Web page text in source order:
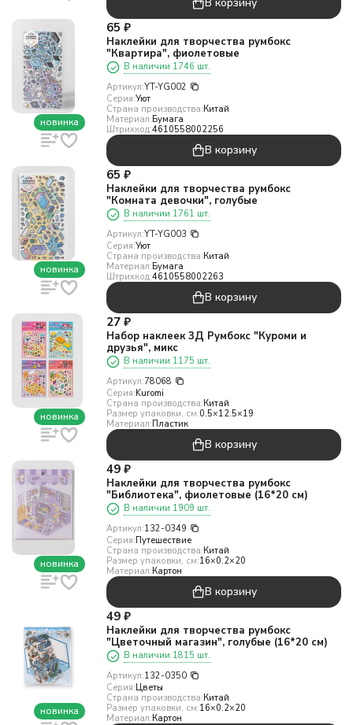
новинка
65 ₽
Наклейки для творчества румбокс
"Квартира", фиолетовые
В наличии 1746 шт.
Артикул:YT-YG002
Серия:Уют
Страна производства:Китай
Материал:Бумага
Штрихкод:4610558002256
В корзину
новинка
65 ₽
Наклейки для творчества румбокс
"Комната девочки", голубые
В наличии 1761 шт.
Артикул:YT-YG003
Серия:Уют
Страна производства:Китай
Материал:Бумага
Штрихкод:4610558002263
В корзину
новинка
27 ₽
Набор наклеек 3Д Румбокс "Куроми и
друзья", микс
В наличии 1175 шт.
Артикул:78068
Серия:Kuromi
Страна производства:Китай
Размер упаковки, см:0.5×12.5×19
Материал:Пластик
В корзину
новинка
49 ₽
Наклейки для творчества румбокс
"Библиотека", фиолетовые (16*20 см)
В наличии 1909 шт.
Артикул:132-0349
Серия:Путешествие
Страна производства:Китай
Размер упаковки, см:16×0.2×20
Материал:Картон
В корзину
новинка
49 ₽
Наклейки для творчества румбокс
"Цветочный магазин", голубые (16*20 см)
В наличии 1815 шт.
Артикул:132-0350
Серия:Цветы
Страна производства:Китай
Размер упаковки, см:16×0.2×20
Материал:Картон